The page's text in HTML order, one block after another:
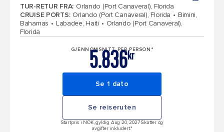
TUR-RETUR FRA: Orlando (Port Canaveral), Florida
CRUISE PORTS: Orlando (Port Canaveral), Florida
Bimini,
Bahamas
Labadee, Haiti
Orlando (Port Canaveral),
Florida
GJENNOMSNITT PER PERSON*
kr
5.836
Se 1 dato
Se reiseruten
Startpris i NOK, gyldig Aug 20, 2027 Skatter og
avgifter inkludert.*